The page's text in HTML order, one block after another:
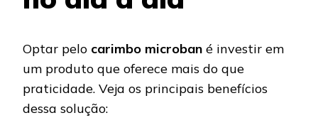
Optar pelo carimbo microban é investir em
um produto que oferece mais do que
praticidade. Veja os principais benefícios
dessa solução: